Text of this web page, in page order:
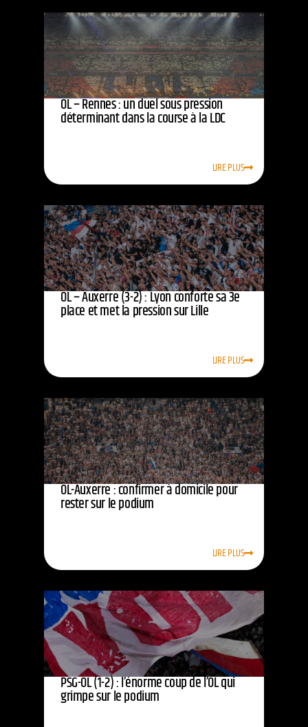
OL – Rennes : un duel sous pression
déterminant dans la course à la LDC
LIRE PLUS
OL – Auxerre (3-2) : Lyon conforte sa 3e
place et met la pression sur Lille
LIRE PLUS
OL-Auxerre : confirmer à domicile pour
rester sur le podium
LIRE PLUS
PSG-OL (1-2) : l’énorme coup de l’OL qui
grimpe sur le podium